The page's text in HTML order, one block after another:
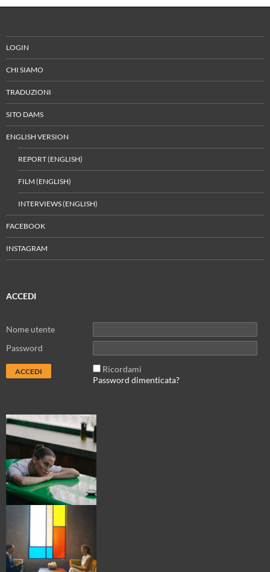
LOGIN
CHI SIAMO
TRADUZIONI
SITO DAMS
ENGLISH VERSION
REPORT (ENGLISH)
FILM (ENGLISH)
INTERVIEWS (ENGLISH)
FACEBOOK
INSTAGRAM
ACCEDI
Nome utente
Password
Ricordami
Password dimenticata?